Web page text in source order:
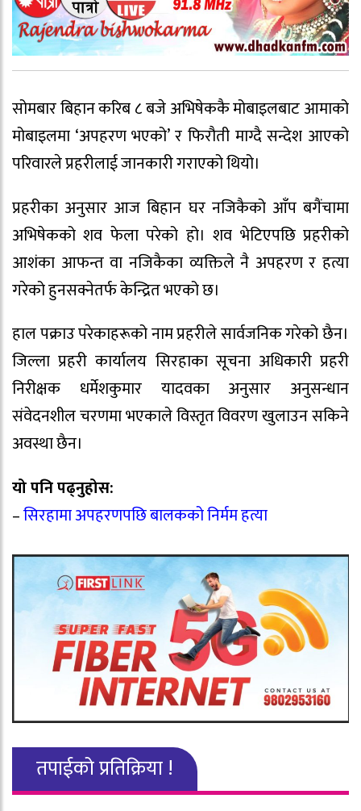
सोमबार बिहान करिब ८ बजे अभिषेककै मोबाइलबाट आमाको
मोबाइलमा ‘अपहरण भएको’ र फिरौती माग्दै सन्देश आएको
परिवारले प्रहरीलाई जानकारी गराएको थियो।
प्रहरीका अनुसार आज बिहान घर नजिकैको आँप बगैंचामा
अभिषेकको शव फेला परेको हो। शव भेटिएपछि प्रहरीको
आशंका आफन्त वा नजिकैका व्यक्तिले नै अपहरण र हत्या
गरेको हुनसक्नेतर्फ केन्द्रित भएको छ।
हाल पक्राउ परेकाहरूको नाम प्रहरीले सार्वजनिक गरेको छैन।
जिल्ला प्रहरी कार्यालय सिरहाका सूचना अधिकारी प्रहरी
निरीक्षक धर्मेशकुमार यादवका अनुसार अनुसन्धान
संवेदनशील चरणमा भएकाले विस्तृत विवरण खुलाउन सकिने
अवस्था छैन।
यो पनि पढ्नुहोस:
–सिरहामा अपहरणपछि बालकको निर्मम हत्या
तपाईको प्रतिक्रिया !